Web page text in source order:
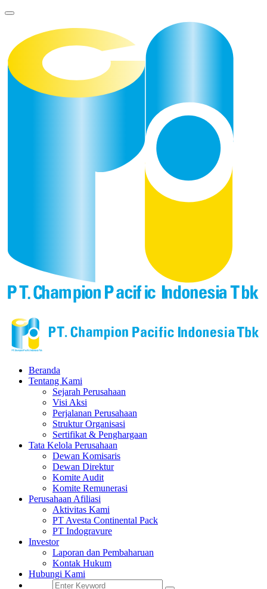
Beranda
Tentang Kami
Sejarah Perusahaan
Visi Aksi
Perjalanan Perusahaan
Struktur Organisasi
Sertifikat & Penghargaan
Tata Kelola Perusahaan
Dewan Komisaris
Dewan Direktur
Komite Audit
Komite Remunerasi
Perusahaan Afiliasi
Aktivitas Kami
PT Avesta Continental Pack
PT Indogravure
Investor
Laporan dan Pembaharuan
Kontak Hukum
Hubungi Kami